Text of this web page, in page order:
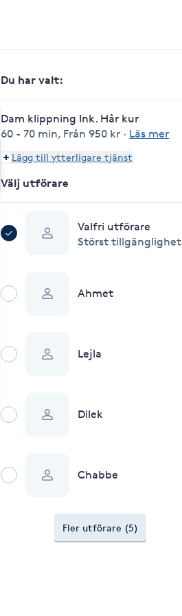
Du har valt:
Dam klippning Ink. Hår kur
60 - 70 min, Från 950 kr · Läs mer
Lägg till ytterligare tjänst
Välj utförare
Valfri utförare
Störst tillgänglighet
Ahmet
Lejla
Dilek
Chabbe
Fler utförare (5)